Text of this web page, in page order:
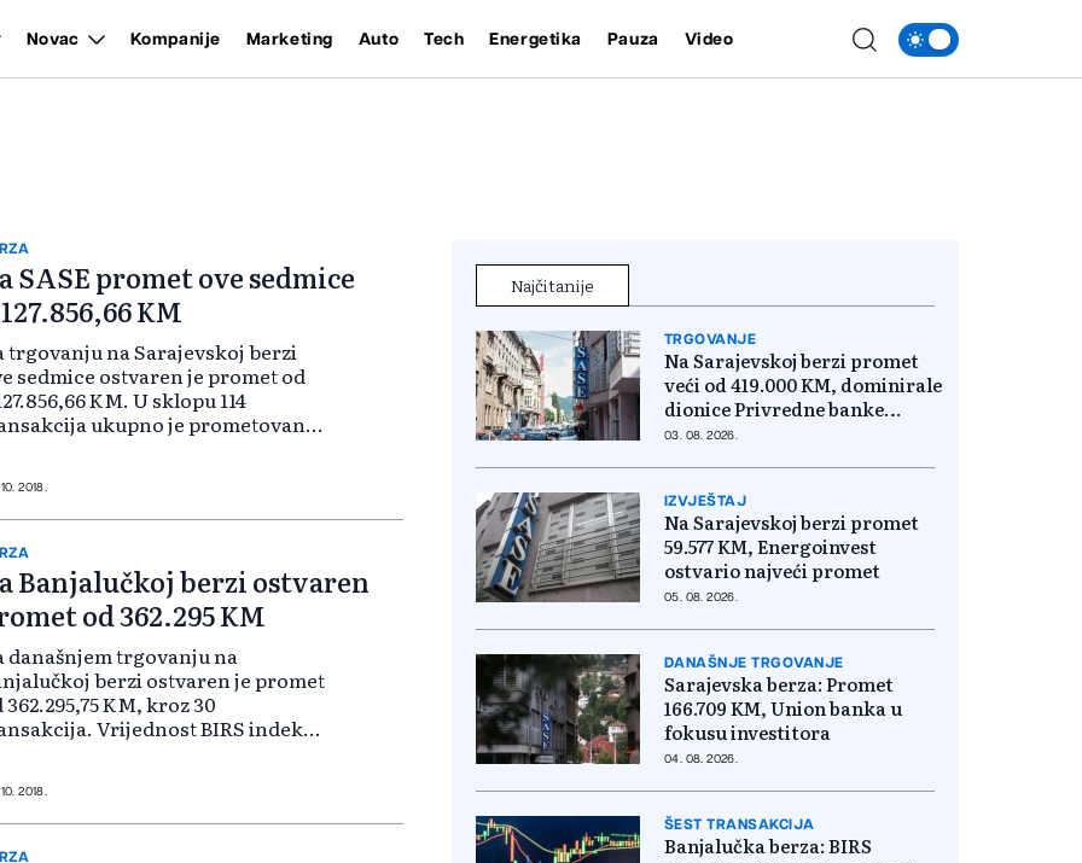
Novac Kompanije Marketing Auto Tech Energetika Pauza Video
SASE promet ove sedmice
KM
trgovanju na Sarajevskoj berzi
sedmice ostvaren je promet od
KM. U sklopu 114
ukupno je prometovano
je sa 26 simbola emitenata.
2018.
Banjalučkoj berzi ostvaren
od 362.295 KM
današnjem trgovanju na
berzi ostvaren je promet
362.295,75 KM, kroz 30
Vrijednost BIRS indeksa
lista B najveći promet je
akci...
2018.
Najčitanije
TRGOVANJE
Na Sarajevskoj berzi promet
veći od 419.000 KM, dominirale
dionice Privredne banke
Sarajevo
03. 08. 2026.
IZVJEŠTAJ
Na Sarajevskoj berzi promet
59.577 KM, Energoinvest
ostvario najveći promet
05. 08. 2026.
DANAŠNJE TRGOVANJE
Sarajevska berza: Promet
166.709 KM, Union banka u
fokusu investitora
04. 08. 2026.
ŠEST TRANSAKCIJA
Banjalučka berza: BIRS